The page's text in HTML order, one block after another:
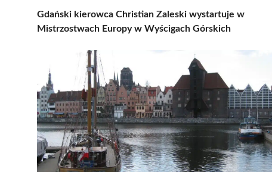
Gdański kierowca Christian Zaleski wystartuje w
Mistrzostwach Europy w Wyścigach Górskich